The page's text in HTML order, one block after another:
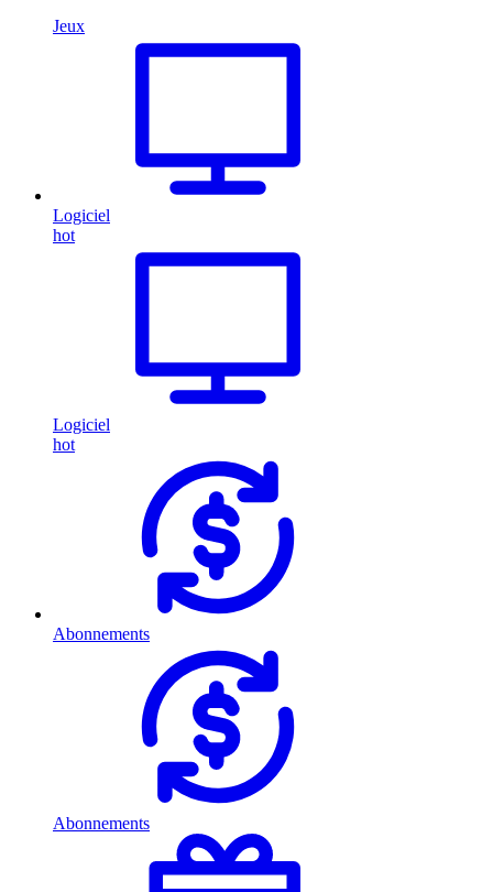
Jeux
Logiciel
hot
Logiciel
hot
Abonnements
Abonnements